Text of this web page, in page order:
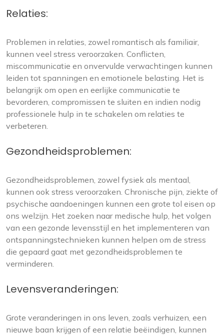
Relaties:
Problemen in relaties, zowel romantisch als familiair,
kunnen veel stress veroorzaken. Conflicten,
miscommunicatie en onvervulde verwachtingen kunnen
leiden tot spanningen en emotionele belasting. Het is
belangrijk om open en eerlijke communicatie te
bevorderen, compromissen te sluiten en indien nodig
professionele hulp in te schakelen om relaties te
verbeteren.
Gezondheidsproblemen:
Gezondheidsproblemen, zowel fysiek als mentaal,
kunnen ook stress veroorzaken. Chronische pijn, ziekte of
psychische aandoeningen kunnen een grote tol eisen op
ons welzijn. Het zoeken naar medische hulp, het volgen
van een gezonde levensstijl en het implementeren van
ontspanningstechnieken kunnen helpen om de stress
die gepaard gaat met gezondheidsproblemen te
verminderen.
Levensveranderingen:
Grote veranderingen in ons leven, zoals verhuizen, een
nieuwe baan krijgen of een relatie beëindigen, kunnen